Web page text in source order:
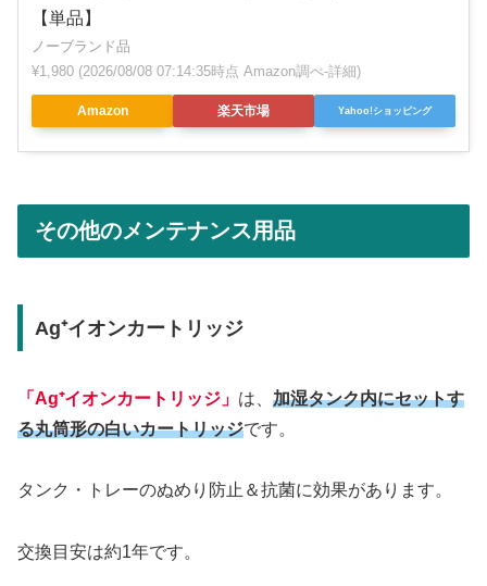
【単品】
ノーブランド品
¥1,980 (2026/08/08 07:14:35時点 Amazon調べ-詳細)
Amazon 楽天市場 Yahoo!ショッピング
その他のメンテナンス用品
Ag⁺イオンカートリッジ
「Ag⁺イオンカートリッジ」 は、 加湿タンク内にセットす
る丸筒形の白いカートリッジです。
タンク・トレーのぬめり防止＆抗菌に効果があります。
交換目安は約1年です。